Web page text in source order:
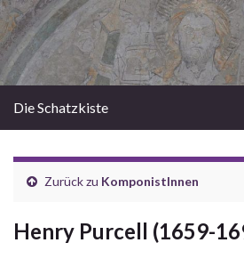
Die Schatzkiste
Zurück zu KomponistInnen
Henry Purcell (1659-